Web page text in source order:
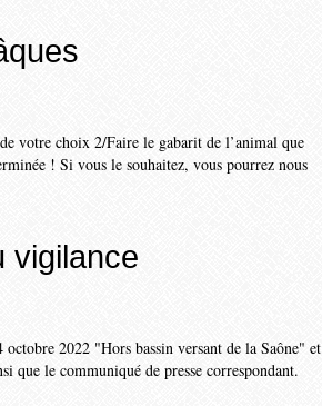
votre choix 2/Faire le gabarit de l’animal que
! Si vous le souhaitez, vous pourrez nous
vigilance
2022 "Hors bassin versant de la Saône" et
que le communiqué de presse correspondant.